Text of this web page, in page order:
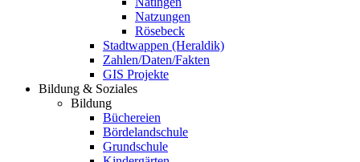
Natzungen
Rösebeck
Stadtwappen (Heraldik)
Zahlen/Daten/Fakten
GIS Projekte
Bildung & Soziales
Bildung
Büchereien
Bördelandschule
Grundschule